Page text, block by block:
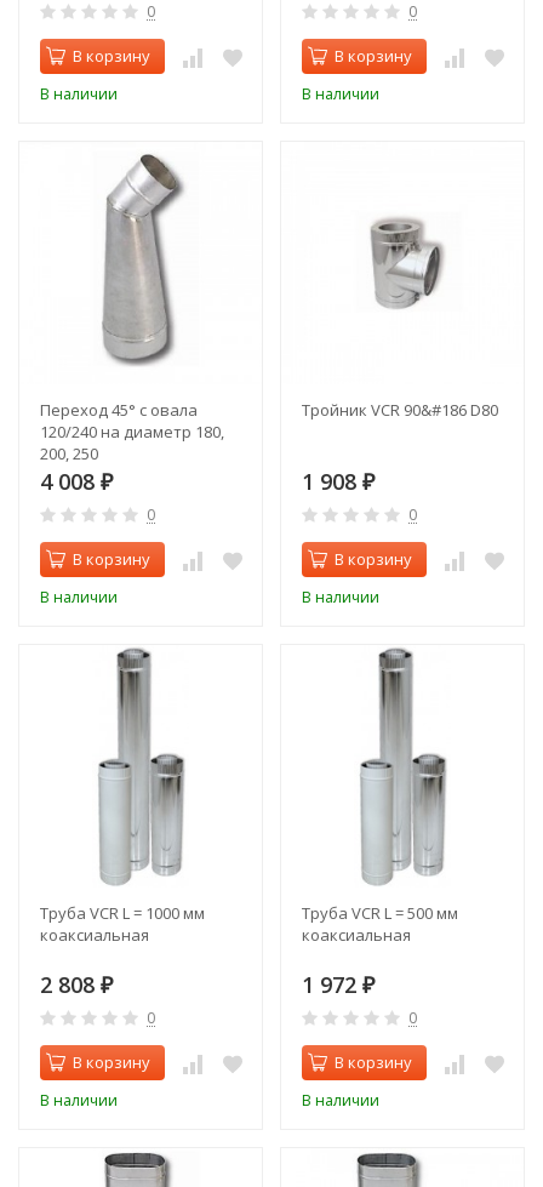
0
В корзину
В наличии
0
В корзину
В наличии
Переход 45° с овала
120/240 на диаметр 180,
200, 250
4 008 ₽
0
В корзину
В наличии
Тройник VCR 90&#186 D80
1 908 ₽
0
В корзину
В наличии
Труба VCR L = 1000 мм
коаксиальная
2 808 ₽
0
В корзину
В наличии
Труба VCR L = 500 мм
коаксиальная
1 972 ₽
0
В корзину
В наличии